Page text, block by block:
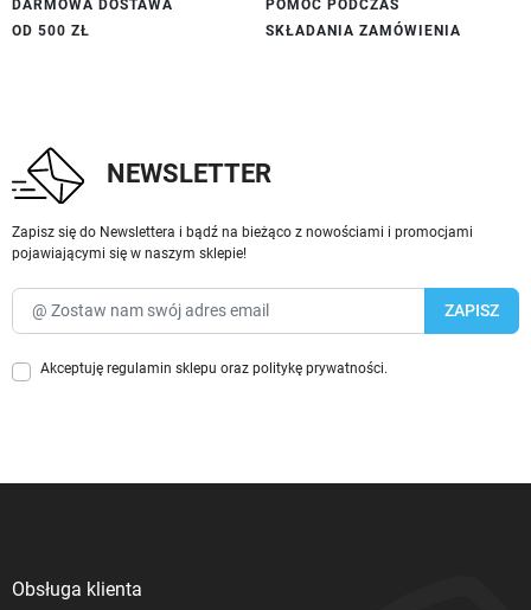
DARMOWA DOSTAWA
OD 500 ZŁ
POMOC PODCZAS
SKŁADANIA ZAMÓWIENIA
NEWSLETTER
Zapisz się do Newslettera i bądź na bieżąco z nowościami i promocjami
pojawiającymi się w naszym sklepie!
Akceptuję regulamin sklepu oraz politykę prywatności.
Obsługa klienta